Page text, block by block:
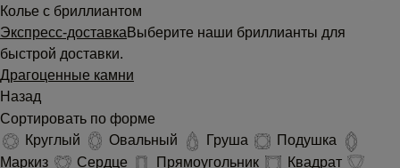
Колье с бриллиантом
Экспресс-доставка Выберите наши бриллианты для
быстрой доставки.
Драгоценные камни
Назад
Сортировать по форме
Круглый
Овальный Груша
Подушка
Маркиз
Сердце Прямоугольник Квадрат